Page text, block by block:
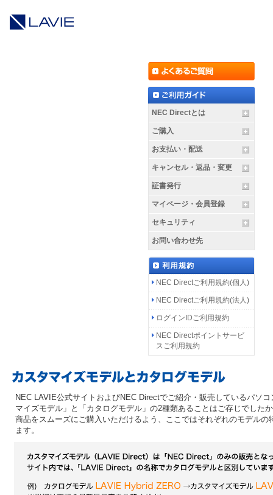
NEC Directとは
ご購入
お支払い・配送
キャンセル・返品・変更
証書発行
マイページ・会員登録
セキュリティ
お問い合わせ先
NEC Directご利用規約(個人)
NEC Directご利用規約(法人)
ログインIDご利用規約
NEC Directポイントサービ
スご利用規約
NEC LAVIE公式サイトおよびNEC Directでご紹介・販売しているパソ
マイズモデル」と「カタログモデル」の2種類あることはご存じでした
商品をスムーズにご購入いただけるよう、ここではそれぞれのモデルの
ます。